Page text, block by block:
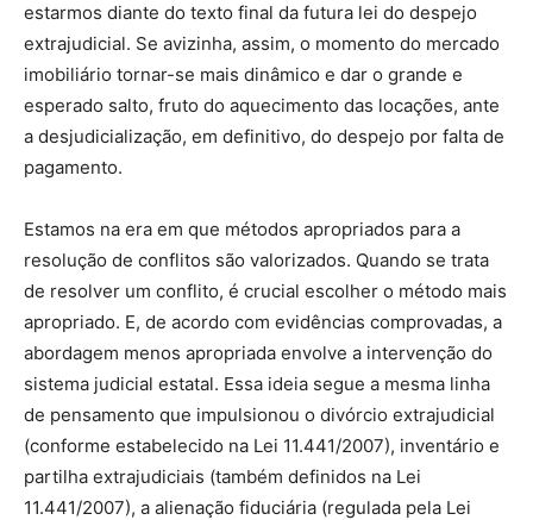
estarmos diante do texto final da futura lei do despejo
extrajudicial. Se avizinha, assim, o momento do mercado
imobiliário tornar-se mais dinâmico e dar o grande e
esperado salto, fruto do aquecimento das locações, ante
a desjudicialização, em definitivo, do despejo por falta de
pagamento.
Estamos na era em que métodos apropriados para a
resolução de conflitos são valorizados. Quando se trata
de resolver um conflito, é crucial escolher o método mais
apropriado. E, de acordo com evidências comprovadas, a
abordagem menos apropriada envolve a intervenção do
sistema judicial estatal. Essa ideia segue a mesma linha
de pensamento que impulsionou o divórcio extrajudicial
(conforme estabelecido na Lei 11.441/2007), inventário e
partilha extrajudiciais (também definidos na Lei
11.441/2007), a alienação fiduciária (regulada pela Lei